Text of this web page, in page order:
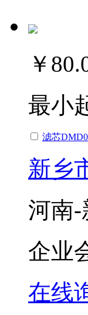
￥
最小
滤芯
新乡
河南-
企业
在线